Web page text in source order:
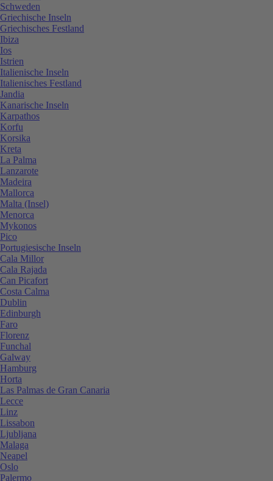
Schweden
Griechische Inseln
Griechisches Festland
Ibiza
Ios
Istrien
Italienische Inseln
Italienisches Festland
Jandia
Kanarische Inseln
Karpathos
Korfu
Korsika
Kreta
La Palma
Lanzarote
Madeira
Mallorca
Malta (Insel)
Menorca
Mykonos
Pico
Portugiesische Inseln
Cala Millor
Cala Rajada
Can Picafort
Costa Calma
Dublin
Edinburgh
Faro
Florenz
Funchal
Galway
Hamburg
Horta
Las Palmas de Gran Canaria
Lecce
Linz
Lissabon
Ljubljana
Malaga
Neapel
Oslo
Palermo